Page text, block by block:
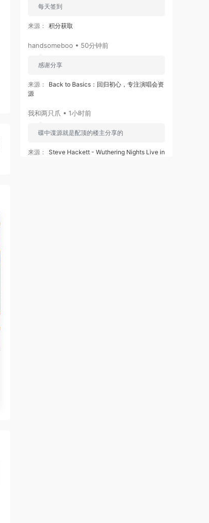
每天签到
来源： 积分获取
handsomeboo • 50分钟前
感谢分享
来源：
Back to Basics：回归初心，专注演唱会资
源
我和两只爪 • 1小时前
碟中谍源就是配顶的楼主分享的
来源：
Steve Hackett - Wuthering Nights Live in